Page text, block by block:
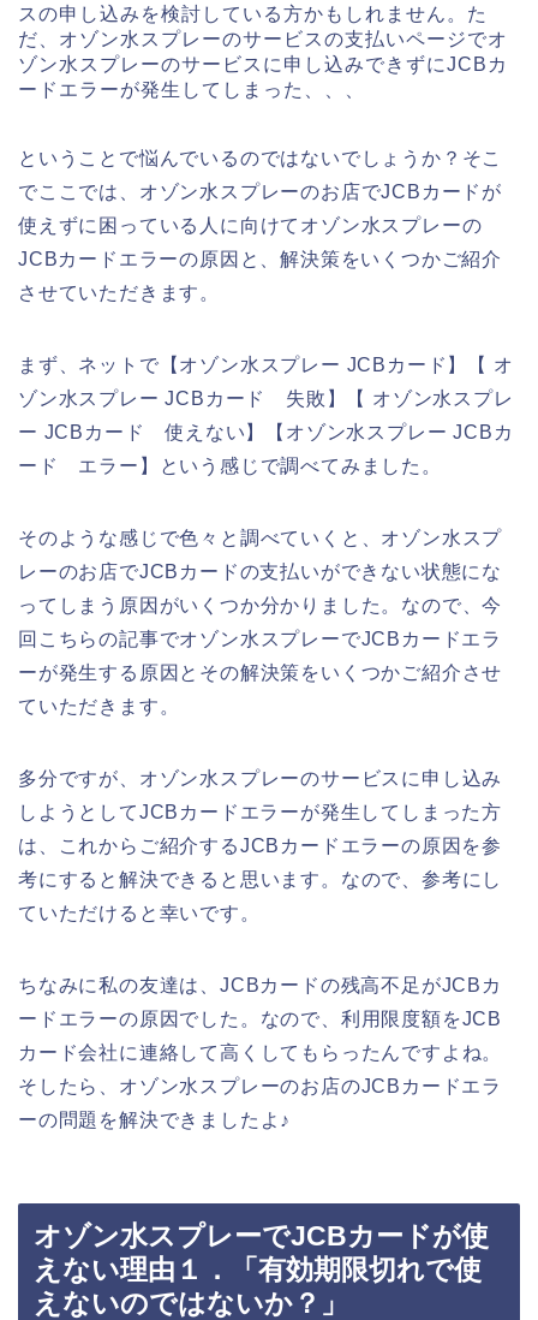
スの申し込みを検討している方かもしれません。た
だ、オゾン水スプレーのサービスの支払いページでオ
ゾン水スプレーのサービスに申し込みできずにJCBカ
ードエラーが発生してしまった、、、
ということで悩んでいるのではないでしょうか？そこ
でここでは、オゾン水スプレーのお店でJCBカードが
使えずに困っている人に向けてオゾン水スプレーの
JCBカードエラーの原因と、解決策をいくつかご紹介
させていただきます。
まず、ネットで【オゾン水スプレー JCBカード】【 オ
ゾン水スプレー JCBカード 失敗】【 オゾン水スプレ
ー JCBカード 使えない】【オゾン水スプレー JCBカ
ード エラー】という感じで調べてみました。
そのような感じで色々と調べていくと、オゾン水スプ
レーのお店でJCBカードの支払いができない状態にな
ってしまう原因がいくつか分かりました。なので、今
回こちらの記事でオゾン水スプレーでJCBカードエラ
ーが発生する原因とその解決策をいくつかご紹介させ
ていただきます。
多分ですが、オゾン水スプレーのサービスに申し込み
しようとしてJCBカードエラーが発生してしまった方
は、これからご紹介するJCBカードエラーの原因を参
考にすると解決できると思います。なので、参考にし
ていただけると幸いです。
ちなみに私の友達は、JCBカードの残高不足がJCBカ
ードエラーの原因でした。なので、利用限度額をJCB
カード会社に連絡して高くしてもらったんですよね。
そしたら、オゾン水スプレーのお店のJCBカードエラ
ーの問題を解決できましたよ♪
オゾン水スプレーでJCBカードが使
えない理由１．「有効期限切れで使
えないのではないか？」